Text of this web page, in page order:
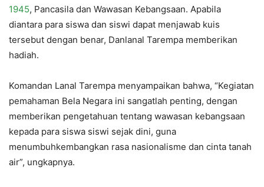
1945, Pancasila dan Wawasan Kebangsaan. Apabila
diantara para siswa dan siswi dapat menjawab kuis
tersebut dengan benar, Danlanal Tarempa memberikan
hadiah.
Komandan Lanal Tarempa menyampaikan bahwa, “Kegiatan
pemahaman Bela Negara ini sangatlah penting, dengan
memberikan pengetahuan tentang wawasan kebangsaan
kepada para siswa siswi sejak dini, guna
menumbuhkembangkan rasa nasionalisme dan cinta tanah
air”, ungkapnya.